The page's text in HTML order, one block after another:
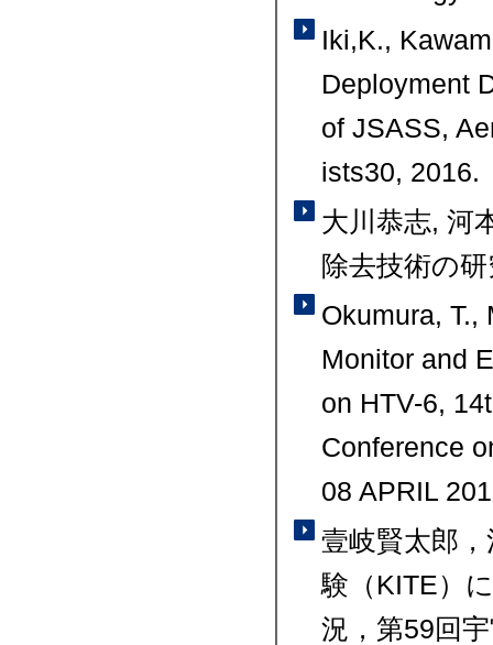
Iki,K.,
Deployment
of JSASS,
ists30, 2016.
大川恭志, 河
除去技術の
Okumura, T.,
Monitor and
on HTV-6,
Conference
08 APRIL
壹岐賢太郎
験（KITE）
況，第59回